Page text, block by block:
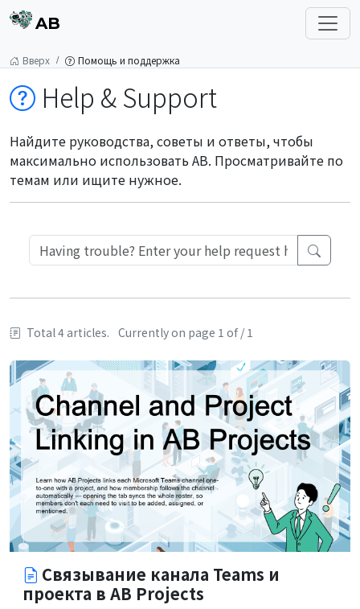
AB
Вверх Помощь и поддержка
Help & Support
Найдите руководства, советы и ответы, чтобы
максимально использовать AB. Просматривайте по
темам или ищите нужное.
Total 4 articles. Currently on page 1 of / 1
Связывание канала Teams и
проекта в AB Projects